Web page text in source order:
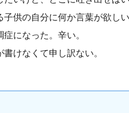
供の自分に何か言葉が欲しい
になった。辛い。
けなくて申し訳ない。